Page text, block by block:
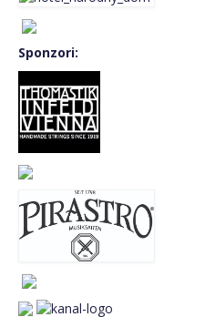
BASS FEST+2019
MUSIC CAMP 2019
bass orchestra
BASS FEST+2018
BASS FEST+2017
BASS FEST+2016
GARY KARR master
Sponzori: